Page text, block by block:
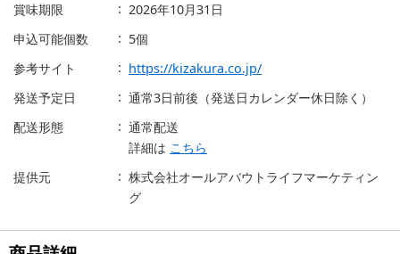
賞味期限
2026年10月31日
申込可能個数
5個
参考サイト
https://kizakura.co.jp/
発送予定日
通常3日前後（発送日カレンダー休日除く）
配送形態
通常配送
詳細は こちら
提供元
株式会社オールアバウトライフマーケティン
グ